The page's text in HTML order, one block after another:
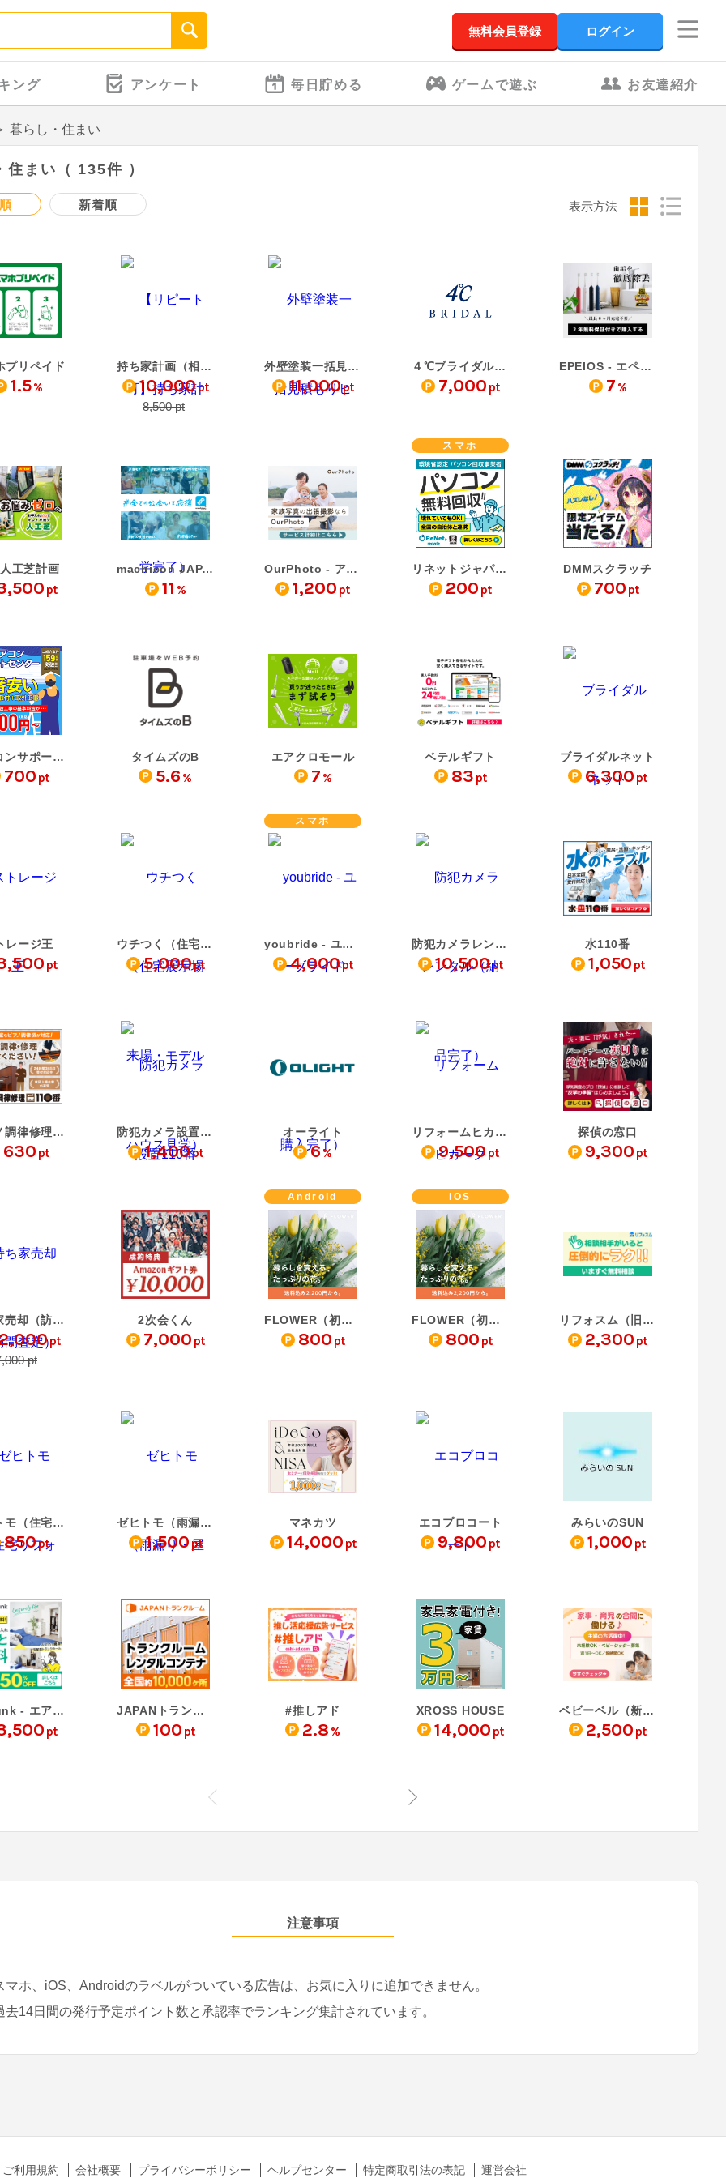
無料会員登録 ログイン
ング アンケート 毎日貯める ゲームで遊ぶ お友達紹介
暮らし・住まい
住まい（ 135件 ）
新着順 表示方法
プリペイド
1.5%
持ち家計画（相談・見学…
10,000pt
8,500 pt
外壁塗装一括見積もりヒ…
11,000pt
４℃ブライダル（結婚指輪…
7,000 pt
EPEIOS - エペイオス
7 %
工芝計画
pt
machicon JAPAN - 街コン…
11 %
OurPhoto - アワーフォト
1,200 pt
スマホ
リネットジャパン（パソ…
200 pt
DMMスクラッチ
700 pt
エアコンサポートセンタ…
700 pt
タイムズのB
5.6 %
エアクロモール
7 %
ベテルギフト
83 pt
ブライダルネット
6,300 pt
レージ王
pt
ウチつく（住宅展示場来…
5,000pt
スマホ
youbride - ユーブライド…
4,000pt
防犯カメラレンタル（納…
10,500pt
水110番
1,050 pt
ピアノ調律修理110番
630 pt
防犯カメラ設置110番
1,400pt
オーライト
6 %
リフォームヒカーク
9,500 pt
探偵の窓口
9,300 pt
持ち家売却（訪問査定）
pt
pt
2次会くん
7,000 pt
Android
FLOWER（初回購入）
800 pt
iOS
FLOWER（初回購入）
800 pt
リフォスム（旧：ヌリカ…
2,300 pt
ゼヒトモ（住宅リフォー…
850pt
ゼヒトモ（雨漏り・屋根…
1,500 pt
マネカツ
14,000 pt
エコプロコート
9,800 pt
みらいのSUN
1,000 pt
airtrunk - エアトランク
pt
JAPANトランクルーム
100 pt
#推しアド
2.8 %
XROSS HOUSE
14,000 pt
ベビーベル（新規面談完…
2,500 pt
注意事項
マホ、iOS、Androidのラベルがついている広告は、お気に入りに追加できません。
去14日間の発行予定ポイント数と承認率でランキング集計されています。
ご利用規約 会社概要 プライバシーポリシー ヘルプセンター 特定商取引法の表記 運営会社